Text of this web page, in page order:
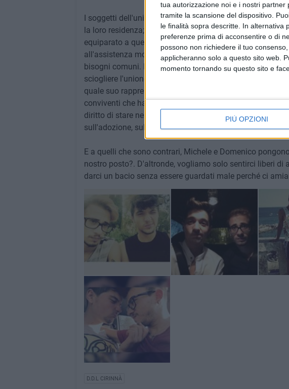
tua autorizzazione noi e i nostri
tramite la scansione del dispositivo.
le finalità sopra descritte. In alternativa
preferenze prima di acconsentire o di
possono non richiedere il tuo
applicheranno solo a questo sito web.
momento tornando su questo sito e
PIÙ OPZIONI
I soggetti dell'unione civile, laddove fosse riconosciuta,
la loro residenza; potranno anche decidere di assumere
equiparato a quello del matrimonio in fatto di diritti e
all'assistenza morale e materiale e alla coabitazione.
bisogni comuni. Le coppie omosessuali avranno diritto
sciogliere l'unione civile dovranno ricorrere al divorzio.
quale suo rappresentante in caso di malattia o di morte.
conviventi che ha anche la proprietà della casa di
diritto di stare nella casa. Diritti su cui tutti sembrano
sull'adozione, sulla stepchild adoption, sulla possibilità
E a quelli che sono contrari, Michele e Domenico
nostro posto?. D'altronde, vogliamo solo sentirci liberi di
darci un bacio senza essere guardati male perché ci
D.D.L CIRINNÀ